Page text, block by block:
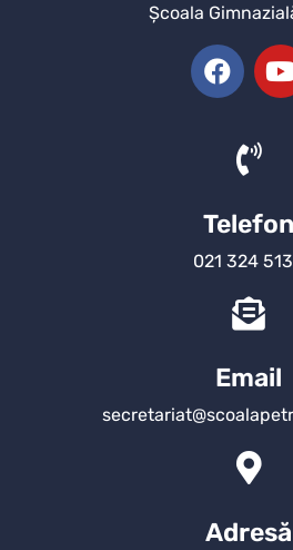
Şcoala
Telefon
021 324
Email
Adresă